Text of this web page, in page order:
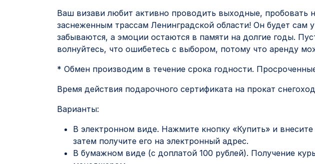
Ваш визави любит активно проводить выходные, пробовать
заснеженным трассам Ленинградской области! Он будет
забываются, а эмоции остаются в памяти на долгие годы.
волнуйтесь, что ошибетесь с выбором, потому что аренду
* Обмен производим в течение срока годности.
Время действия подарочного сертификата на прокат
Варианты:
В электронном виде. Нажмите кнопку «Купить» и
затем получите его на электронный адрес.
В бумажном виде (с доплатой 100 рублей). Получение